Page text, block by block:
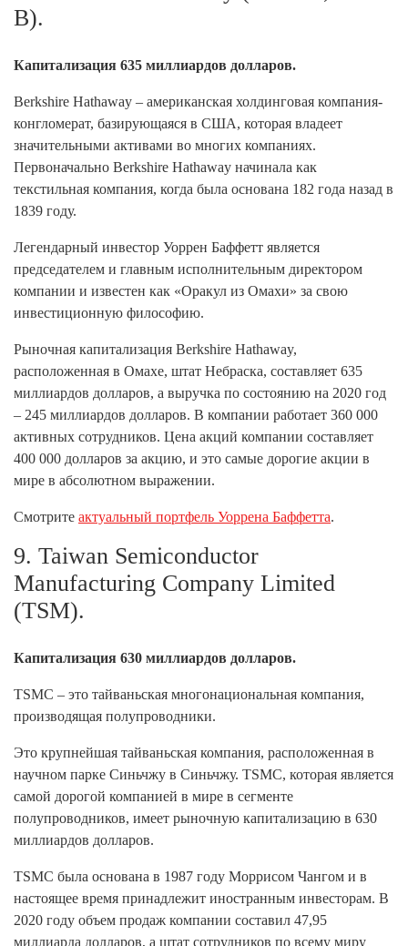
B).
Капитализация 635 миллиардов долларов.
Berkshire Hathaway – американская холдинговая компания-
конгломерат, базирующаяся в США, которая владеет
значительными активами во многих компаниях.
Первоначально Berkshire Hathaway начинала как
текстильная компания, когда была основана 182 года назад в
1839 году.
Легендарный инвестор Уоррен Баффетт является
председателем и главным исполнительным директором
компании и известен как «Оракул из Омахи» за свою
инвестиционную философию.
Рыночная капитализация Berkshire Hathaway,
расположенная в Омахе, штат Небраска, составляет 635
миллиардов долларов, а выручка по состоянию на 2020 год
– 245 миллиардов долларов. В компании работает 360 000
активных сотрудников. Цена акций компании составляет
400 000 долларов за акцию, и это самые дорогие акции в
мире в абсолютном выражении.
Смотрите актуальный портфель Уоррена Баффетта.
9. Taiwan Semiconductor
Manufacturing Company Limited
(TSM).
Капитализация 630 миллиардов долларов.
TSMC – это тайваньская многонациональная компания,
производящая полупроводники.
Это крупнейшая тайваньская компания, расположенная в
научном парке Синьчжу в Синьчжу. TSMC, которая является
самой дорогой компанией в мире в сегменте
полупроводников, имеет рыночную капитализацию в 630
миллиардов долларов.
TSMC была основана в 1987 году Моррисом Чангом и в
настоящее время принадлежит иностранным инвесторам. В
2020 году объем продаж компании составил 47,95
миллиарда долларов, а штат сотрудников по всему миру